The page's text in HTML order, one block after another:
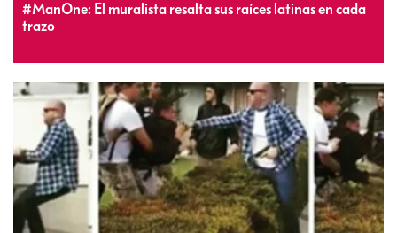
#ManOne: El muralista resalta sus raíces latinas en cada
trazo